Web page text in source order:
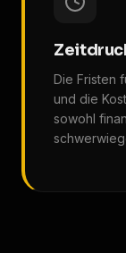
Die Fristen
und die
sowohl